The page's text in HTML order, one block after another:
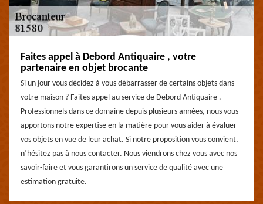
Faites appel à Debord Antiquaire , votre
partenaire en objet brocante
Si un jour vous décidez à vous débarrasser de certains objets dans
votre maison ? Faites appel au service de Debord Antiquaire .
Professionnels dans ce domaine depuis plusieurs années, nous vous
apportons notre expertise en la matière pour vous aider à évaluer
vos objets en vue de leur achat. Si notre proposition vous convient,
n’hésitez pas à nous contacter. Nous viendrons chez vous avec nos
savoir-faire et vous garantirons un service de qualité avec une
estimation gratuite.